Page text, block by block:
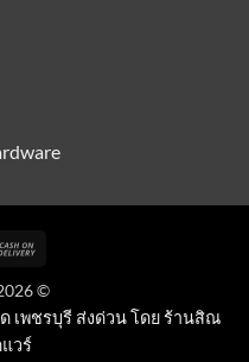
Delivery
©
เพชรบุรี ส่งด่วน โดย ร้านสิณ
วร์